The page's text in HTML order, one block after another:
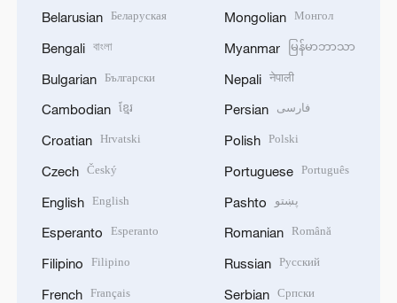
Belarusian Беларуская
Bengali বাংলা
Bulgarian Български
Cambodian ខ្មែរ
Croatian Hrvatski
Czech Český
English English
Esperanto Esperanto
Filipino Filipino
French Français
Mongolian Монгол
Myanmar မြန်မာဘာသာ
Nepali नेपाली
Persian فارسی
Polish Polski
Portuguese Português
Pashto پښتو
Romanian Română
Russian Русский
Serbian Српски